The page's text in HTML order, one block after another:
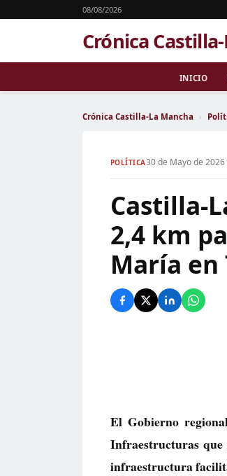
08/08/2026
Crónica
INICIO
Crónica Castilla-La Mancha ›
POLÍTICA30 de Mayo de 2026
Castilla-
2,4 km
María en
El Gobierno
Infraestructuras
infraestructura